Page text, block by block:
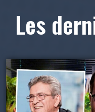
Les